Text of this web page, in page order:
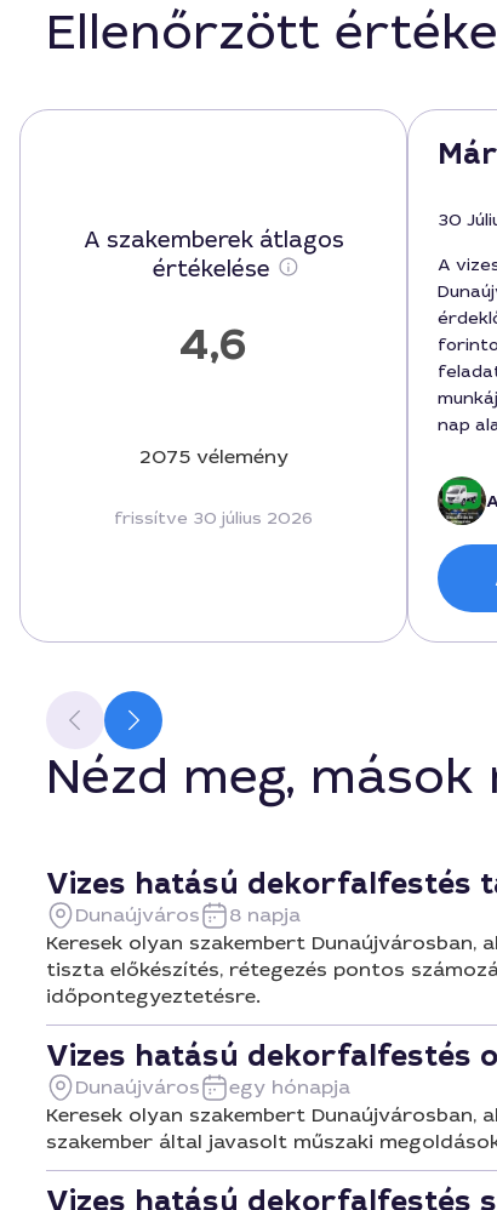
Ellenőrzött
A szakemberek átlagos
értékelése
4,6
2075 vélemény
frissítve 30 július 2026
30
A
nap
és a
Nézd meg,
Vizes hatású dekorfalfestés
Dunaújváros
8 napja
Keresek olyan szakembert
tiszta előkészítés, rétegezés pontos
időpontegyeztetésre.
Vizes hatású dekorfalfestés
Dunaújváros
egy hónapja
Keresek olyan szakembert
szakember által javasolt műszaki
Vizes hatású dekorfalfestés